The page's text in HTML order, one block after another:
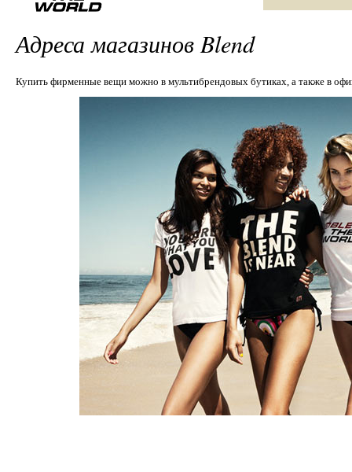
Адреса магазинов Blend
Купить фирменные вещи можно в мультибрендовых бутиках, а также в